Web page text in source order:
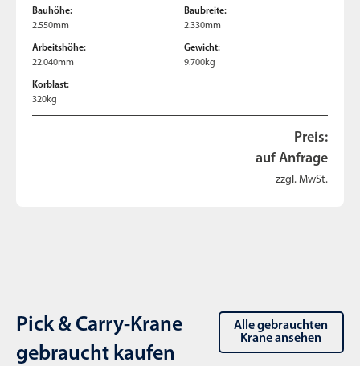
Bauhöhe:
2.550mm
Baubreite:
2.330mm
Arbeitshöhe:
22.040mm
Gewicht:
9.700kg
Korblast:
320kg
Preis:
auf Anfrage
zzgl. MwSt.
Pick & Carry-Krane
gebraucht kaufen
Alle gebrauchten
Krane ansehen